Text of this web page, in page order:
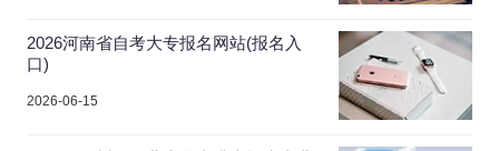
2026河南省自考大专报名网站(报名入
口)
2026-06-15